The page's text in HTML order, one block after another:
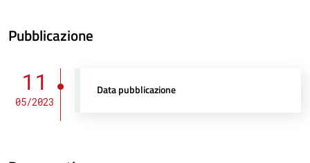
Pubblicazione
11
05/2023
Data pubblicazione